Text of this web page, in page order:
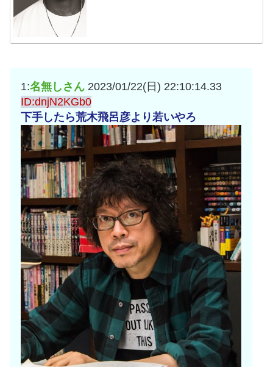
1:名無しさん 2023/01/22(日) 22:10:14.33
ID:dnjN2KGb0
下手したら荒木飛呂彦より若いやろ